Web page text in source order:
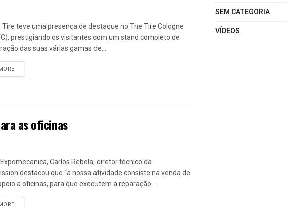
Tire teve uma presença de destaque no The Tire Cologne
prestigiando os visitantes com um stand completo de
das suas várias gamas de...
DETAILS
as oficinas
Carlos Rebola, diretor técnico da
destacou que “a nossa atividade consiste na venda de
a oficinas, para que executem a reparação...
DETAILS
SEM CATEGORIA
VÍDEOS